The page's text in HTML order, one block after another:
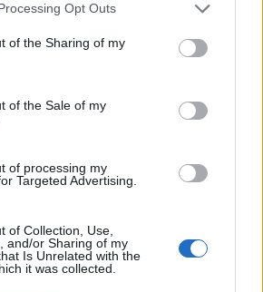
Opt Outs
of the Sharing of my
of the Sale of my
of processing my
Targeted Advertising.
of Collection, Use,
and/or Sharing of my
Is Unrelated with the
it was collected.
olvasása előfizetéses
tartalmazza:
cikkarchívum
Előfizetés